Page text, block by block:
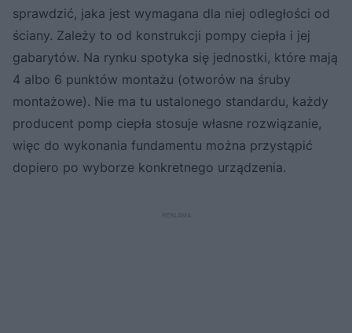
sprawdzić, jaka jest wymagana dla niej odległości od
ściany. Zależy to od konstrukcji pompy ciepła i jej
gabarytów. Na rynku spotyka się jednostki, które mają
4 albo 6 punktów montażu (otworów na śruby
montażowe). Nie ma tu ustalonego standardu, każdy
producent pomp ciepła stosuje własne rozwiązanie,
więc do wykonania fundamentu można przystąpić
dopiero po wyborze konkretnego urządzenia.